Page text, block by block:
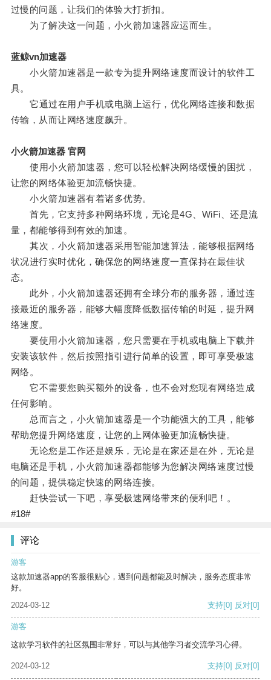
过慢的问题，让我们的体验大打折扣。
为了解决这一问题，小火箭加速器应运而生。
蓝鲸vn加速器
小火箭加速器是一款专为提升网络速度而设计的软件工
具。
它通过在用户手机或电脑上运行，优化网络连接和数据
传输，从而让网络速度飙升。
小火箭加速器 官网
使用小火箭加速器，您可以轻松解决网络缓慢的困扰，
让您的网络体验更加流畅快捷。
小火箭加速器有着诸多优势。
首先，它支持多种网络环境，无论是4G、WiFi、还是流
量，都能够得到有效的加速。
其次，小火箭加速器采用智能加速算法，能够根据网络
状况进行实时优化，确保您的网络速度一直保持在最佳状
态。
此外，小火箭加速器还拥有全球分布的服务器，通过连
接最近的服务器，能够大幅度降低数据传输的时延，提升网
络速度。
要使用小火箭加速器，您只需要在手机或电脑上下载并
安装该软件，然后按照指引进行简单的设置，即可享受极速
网络。
它不需要您购买额外的设备，也不会对您现有网络造成
任何影响。
总而言之，小火箭加速器是一个功能强大的工具，能够
帮助您提升网络速度，让您的上网体验更加流畅快捷。
无论您是工作还是娱乐，无论是在家还是在外，无论是
电脑还是手机，小火箭加速器都能够为您解决网络速度过慢
的问题，提供稳定快速的网络连接。
赶快尝试一下吧，享受极速网络带来的便利吧！。
#18#
评论
游客
这款加速器app的客服很贴心，遇到问题都能及时解决，服务态度非常
好。
2024-03-12
支持[0] 反对[0]
游客
这款学习软件的社区氛围非常好，可以与其他学习者交流学习心得。
2024-03-12 支持[0] 反对[0]